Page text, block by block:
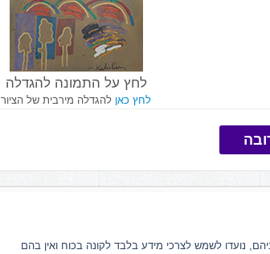
לחץ על התמונה להגדלה
לחץ כאן להגדלה מירבית של הציור
נועדו לשמש לצרכי מידע בלבד לקונה בכוח ואין בהם